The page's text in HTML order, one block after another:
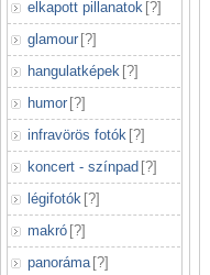
elkapott pillanatok [?]
glamour [?]
hangulatképek [?]
humor [?]
infravörös fotók [?]
koncert - színpad [?]
légifotók [?]
makró [?]
panoráma [?]